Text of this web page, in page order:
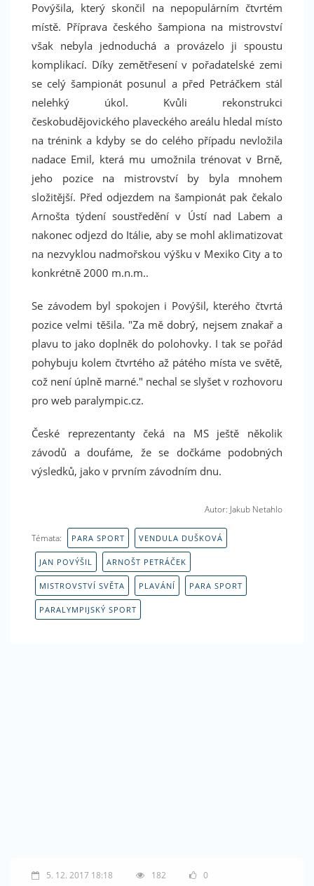
Povýšila, který skončil na nepopulárním čtvrtém
místě. Příprava českého šampiona na mistrovství
však nebyla jednoduchá a provázelo ji spoustu
komplikací. Díky zemětřesení v pořadatelské zemi
se celý šampionát posunul a před Petráčkem stál
nelehký úkol. Kvůli rekonstrukci
českobudějovického plaveckého areálu hledal místo
na trénink a kdyby se do celého případu nevložila
nadace Emil, která mu umožnila trénovat v Brně,
jeho pozice na mistrovství by byla mnohem
složitější. Před odjezdem na šampionát pak čekalo
Arnošta týdení soustředění v Ústí nad Labem a
nakonec odjezd do Itálie, aby se mohl aklimatizovat
na nezvyklou nadmořskou výšku v Mexiko City a to
konkrétně 2000 m.n.m..
Se závodem byl spokojen i Povýšil, kterého čtvrtá
pozice velmi těšila. "Za mě dobrý, nejsem znakař a
plavu to jako doplněk do polohovky. I tak se pořád
pohybuju kolem čtvrtého až pátého místa ve světě,
což není úplně marné." nechal se slyšet v rozhovoru
pro web paralympic.cz.
České reprezentanty čeká na MS ještě několik
závodů a doufáme, že se dočkáme podobných
výsledků, jako v prvním závodním dnu.
Autor: Jakub Netahlo
Témata: PARA SPORT VENDULA DUŠKOVÁ
JAN POVÝŠIL ARNOŠT PETRÁČEK
MISTROVSTVÍ SVĚTA PLAVÁNÍ PARA SPORT
PARALYMPIJSKÝ SPORT
5. 12. 2017 18:18 182 0
Facebook
Máte rádi sport? Líbí se Vám náš magazín? Podpořte